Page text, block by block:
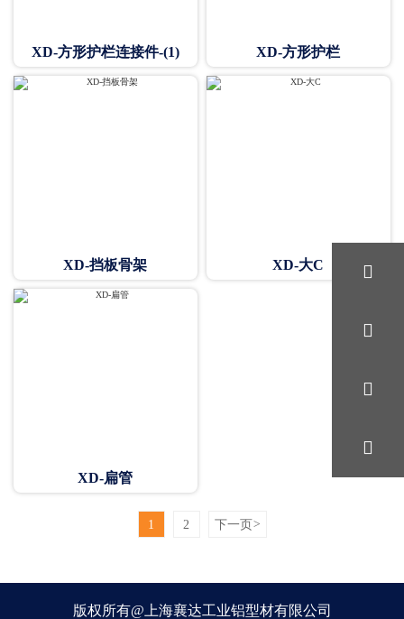
XD-方形护栏连接件-(1) XD-方形护栏
XD-挡板骨架 XD-大C
XD-扁管
1 2 下一页 >
版权所有@上海襄达工业铝型材有限公司



